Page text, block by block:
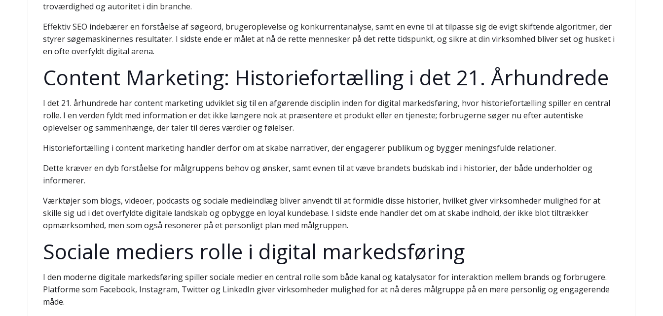
troværdighed og autoritet i din branche.
Effektiv SEO indebærer en forståelse af søgeord, brugeroplevelse og konkurrentanalyse, samt en evne til at tilpasse sig de evigt skiftende algoritmer, der
styrer søgemaskinernes resultater. I sidste ende er målet at nå de rette mennesker på det rette tidspunkt, og sikre at din virksomhed bliver set og husket i
en ofte overfyldt digital arena.
Content Marketing: Historiefortælling i det 21. Århundrede
I det 21. århundrede har content marketing udviklet sig til en afgørende disciplin inden for digital markedsføring, hvor historiefortælling spiller en central
rolle. I en verden fyldt med information er det ikke længere nok at præsentere et produkt eller en tjeneste; forbrugerne søger nu efter autentiske
oplevelser og sammenhænge, der taler til deres værdier og følelser.
Historiefortælling i content marketing handler derfor om at skabe narrativer, der engagerer publikum og bygger meningsfulde relationer.
Dette kræver en dyb forståelse for målgruppens behov og ønsker, samt evnen til at væve brandets budskab ind i historier, der både underholder og
informerer.
Værktøjer som blogs, videoer, podcasts og sociale medieindlæg bliver anvendt til at formidle disse historier, hvilket giver virksomheder mulighed for at
skille sig ud i det overfyldte digitale landskab og opbygge en loyal kundebase. I sidste ende handler det om at skabe indhold, der ikke blot tiltrækker
opmærksomhed, men som også resonerer på et personligt plan med målgruppen.
Sociale mediers rolle i digital markedsføring
I den moderne digitale markedsføring spiller sociale medier en central rolle som både kanal og katalysator for interaktion mellem brands og forbrugere.
Platforme som Facebook, Instagram, Twitter og LinkedIn giver virksomheder mulighed for at nå deres målgruppe på en mere personlig og engagerende
måde.